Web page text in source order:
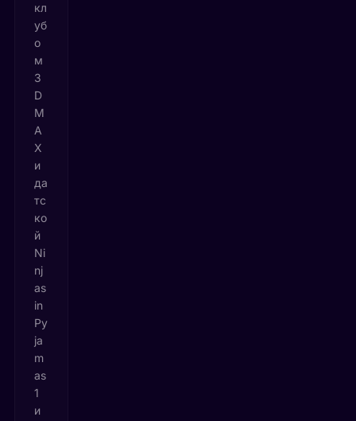
кл
уб
о
м
3
D
M
A
X
и
да
тс
ко
й
Ni
nj
as
in
Py
ja
m
as
1
и